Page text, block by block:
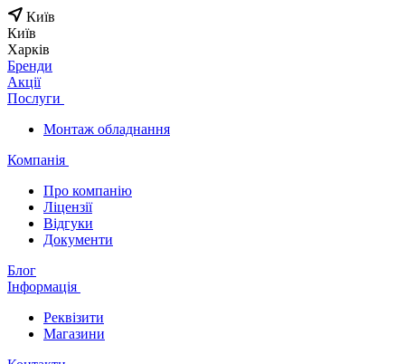
Київ
Київ
Харків
Бренди
Акції
Послуги
Монтаж обладнання
Компанія
Про компанію
Ліцензії
Відгуки
Документи
Блог
Інформація
Реквізити
Магазини